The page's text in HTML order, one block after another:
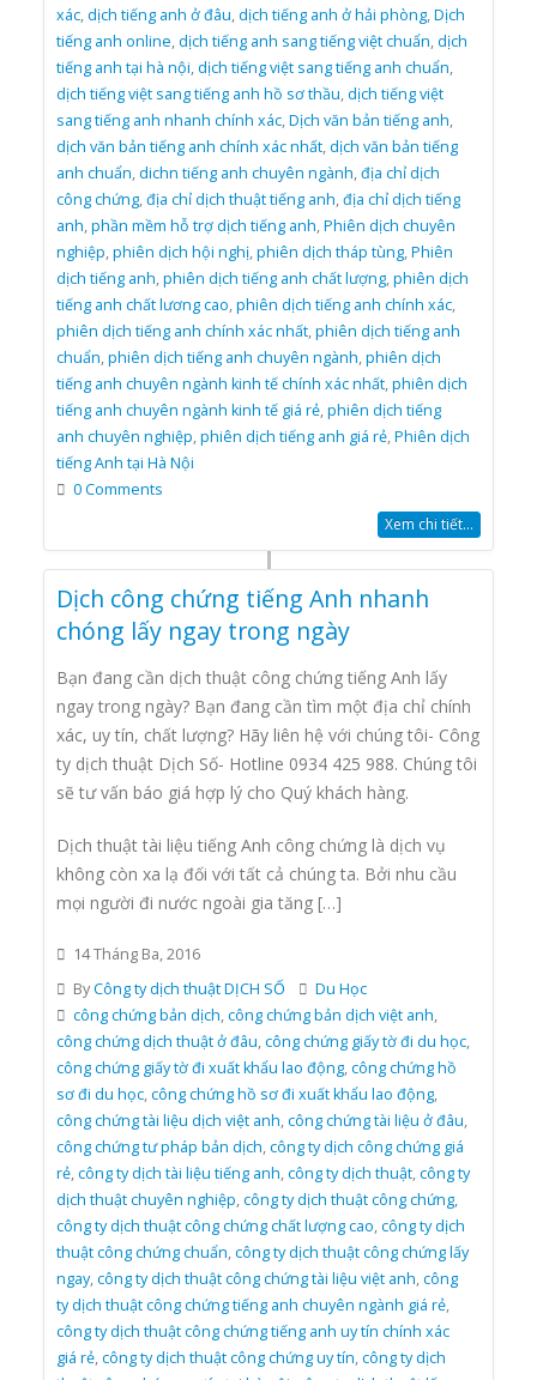
xác,dịch tiếng anh ở đâu,dịch tiếng anh ở hải phòng,Dịch
tiếng anh online,dịch tiếng anh sang tiếng việt chuẩn,dịch
tiếng anh tại hà nội,dịch tiếng việt sang tiếng anh chuẩn,
dịch tiếng việt sang tiếng anh hồ sơ thầu,dịch tiếng việt
sang tiếng anh nhanh chính xác,Dịch văn bản tiếng anh,
dịch văn bản tiếng anh chính xác nhất,dịch văn bản tiếng
anh chuẩn,dichn tiếng anh chuyên ngành,địa chỉ dịch
công chứng,địa chỉ dịch thuật tiếng anh,địa chỉ dịch tiếng
anh,phần mềm hỗ trợ dịch tiếng anh,Phiên dịch chuyên
nghiệp,phiên dịch hội nghị,phiên dịch tháp tùng,Phiên
dịch tiếng anh,phiên dịch tiếng anh chất lượng,phiên dịch
tiếng anh chất lương cao,phiên dịch tiếng anh chính xác,
phiên dịch tiếng anh chính xác nhất,phiên dịch tiếng anh
chuẩn,phiên dịch tiếng anh chuyên ngành,phiên dịch
tiếng anh chuyên ngành kinh tế chính xác nhất,phiên dịch
tiếng anh chuyên ngành kinh tế giá rẻ,phiên dịch tiếng
anh chuyên nghiệp,phiên dịch tiếng anh giá rẻ,Phiên dịch
tiếng Anh tại Hà Nội
0 Comments
Xem chi tiết...
Dịch công chứng tiếng Anh nhanh
chóng lấy ngay trong ngày
Bạn đang cần dịch thuật công chứng tiếng Anh lấy
ngay trong ngày? Bạn đang cần tìm một địa chỉ chính
xác, uy tín, chất lượng? Hãy liên hệ với chúng tôi- Công
ty dịch thuật Dịch Số- Hotline 0934 425 988. Chúng tôi
sẽ tư vấn báo giá hợp lý cho Quý khách hàng.
Dịch thuật tài liệu tiếng Anh công chứng là dịch vụ
không còn xa lạ đối với tất cả chúng ta. Bởi nhu cầu
mọi người đi nước ngoài gia tăng […]
14 Tháng Ba, 2016
ByCông ty dịch thuật DỊCH SỐ
Du Học
công chứng bản dịch,công chứng bản dịch việt anh,
công chứng dịch thuật ở đâu,công chứng giấy tờ đi du học,
công chứng giấy tờ đi xuất khẩu lao động,công chứng hồ
sơ đi du học,công chứng hồ sơ đi xuất khẩu lao động,
công chứng tài liệu dịch việt anh,công chứng tài liệu ở đâu,
công chứng tư pháp bản dịch,công ty dịch công chứng giá
rẻ,công ty dịch tài liệu tiếng anh,công ty dịch thuật,công ty
dịch thuật chuyên nghiệp,công ty dịch thuật công chứng,
công ty dịch thuật công chứng chất lượng cao,công ty dịch
thuật công chứng chuẩn,công ty dịch thuật công chứng lấy
ngay,công ty dịch thuật công chứng tài liệu việt anh,công
ty dịch thuật công chứng tiếng anh chuyên ngành giá rẻ,
công ty dịch thuật công chứng tiếng anh uy tín chính xác
giá rẻ,công ty dịch thuật công chứng uy tín,công ty dịch